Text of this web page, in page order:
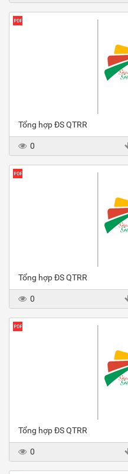
Tổng hợp ĐS QTRR
0
Tổng hợp ĐS QTRR
0
Tổng hợp ĐS QTRR
0